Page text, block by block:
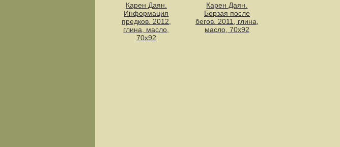
Карен Даян.
Информация
предков. 2012,
глина, масло,
70х92
Карен Даян.
Борзая после
бегов. 2011, глина,
масло, 70х92